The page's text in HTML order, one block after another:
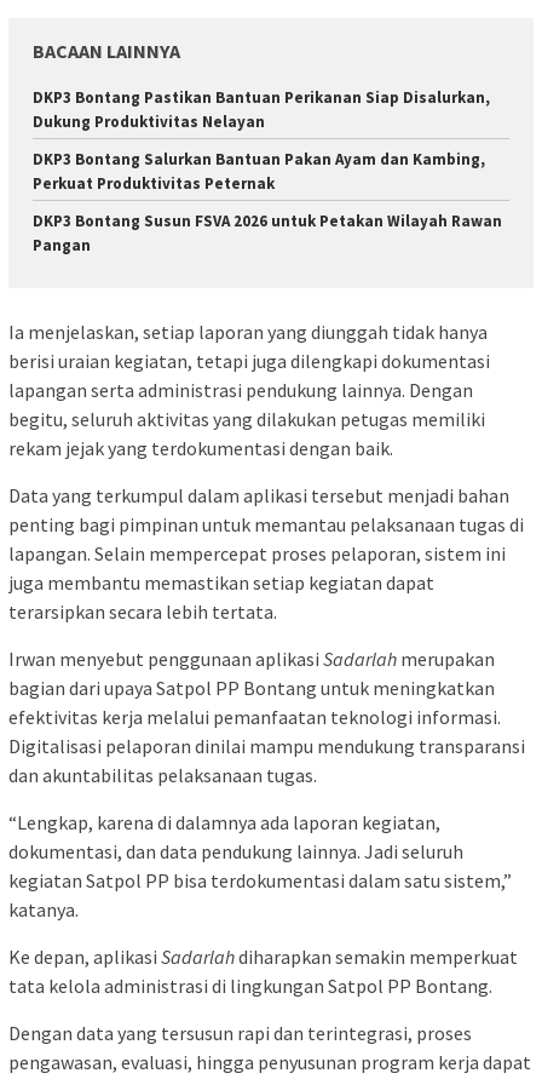
BACAAN LAINNYA
DKP3 Bontang Pastikan Bantuan Perikanan Siap Disalurkan,
Dukung Produktivitas Nelayan
DKP3 Bontang Salurkan Bantuan Pakan Ayam dan Kambing,
Perkuat Produktivitas Peternak
DKP3 Bontang Susun FSVA 2026 untuk Petakan Wilayah Rawan
Pangan
Ia menjelaskan, setiap laporan yang diunggah tidak hanya
berisi uraian kegiatan, tetapi juga dilengkapi dokumentasi
lapangan serta administrasi pendukung lainnya. Dengan
begitu, seluruh aktivitas yang dilakukan petugas memiliki
rekam jejak yang terdokumentasi dengan baik.
Data yang terkumpul dalam aplikasi tersebut menjadi bahan
penting bagi pimpinan untuk memantau pelaksanaan tugas di
lapangan. Selain mempercepat proses pelaporan, sistem ini
juga membantu memastikan setiap kegiatan dapat
terarsipkan secara lebih tertata.
Irwan menyebut penggunaan aplikasi Sadarlah merupakan
bagian dari upaya Satpol PP Bontang untuk meningkatkan
efektivitas kerja melalui pemanfaatan teknologi informasi.
Digitalisasi pelaporan dinilai mampu mendukung transparansi
dan akuntabilitas pelaksanaan tugas.
“Lengkap, karena di dalamnya ada laporan kegiatan,
dokumentasi, dan data pendukung lainnya. Jadi seluruh
kegiatan Satpol PP bisa terdokumentasi dalam satu sistem,”
katanya.
Ke depan, aplikasi Sadarlahdiharapkan semakin memperkuat
tata kelola administrasi di lingkungan Satpol PP Bontang.
Dengan data yang tersusun rapi dan terintegrasi, proses
pengawasan, evaluasi, hingga penyusunan program kerja dapat